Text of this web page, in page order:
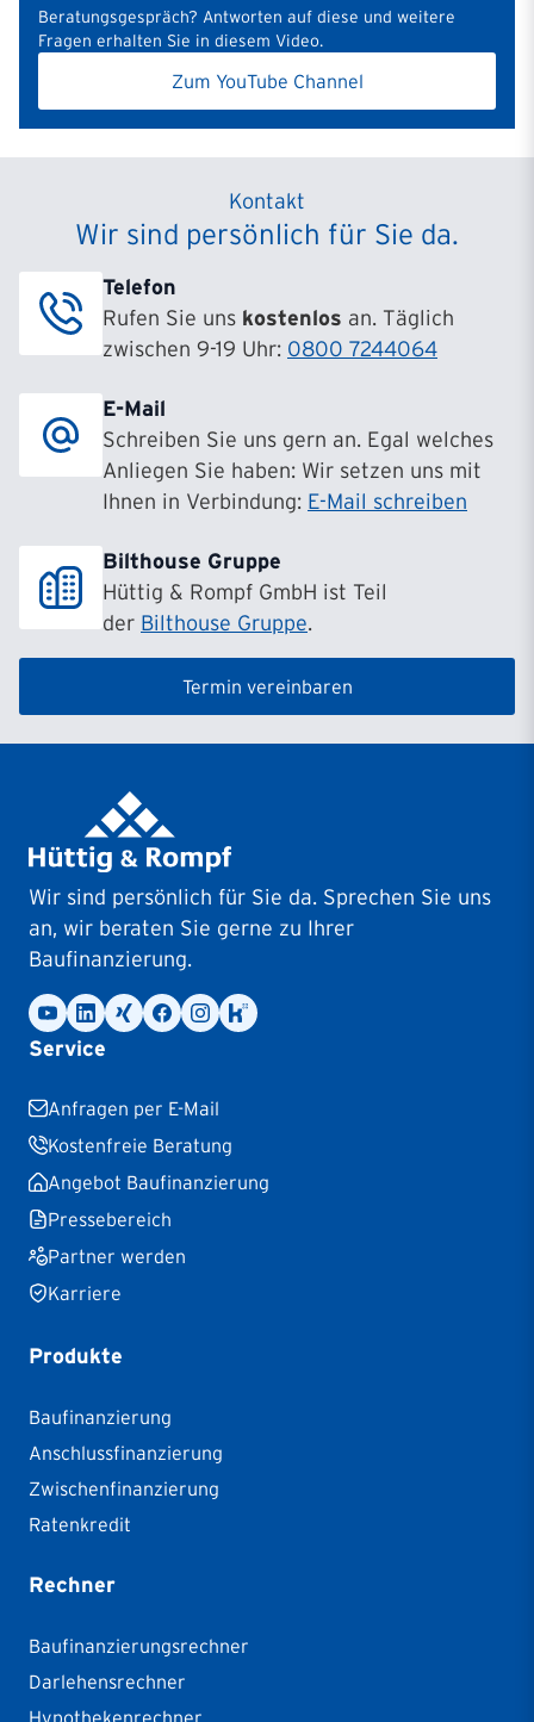
Beratungsgespräch? Antworten auf diese und weitere
Fragen erhalten Sie in diesem Video.
Zum YouTube Channel
Kontakt
Wir sind persönlich für Sie da.
Telefon
Rufen Sie uns kostenlos an. Täglich
zwischen 9-19 Uhr: 0800 7244064
E-Mail
Schreiben Sie uns gern an. Egal welches
Anliegen Sie haben: Wir setzen uns mit
Ihnen in Verbindung: E-Mail schreiben
Bilthouse Gruppe
Hüttig & Rompf GmbH ist Teil
der Bilthouse Gruppe.
Termin vereinbaren
Wir sind persönlich für Sie da. Sprechen Sie uns
an, wir beraten Sie gerne zu Ihrer
Baufinanzierung.
Service
Anfragen per E-Mail
Kostenfreie Beratung
Angebot Baufinanzierung
Pressebereich
Partner werden
Karriere
Produkte
Baufinanzierung
Anschlussfinanzierung
Zwischenfinanzierung
Ratenkredit
Rechner
Baufinanzierungsrechner
Darlehensrechner
Hypothekenrechner